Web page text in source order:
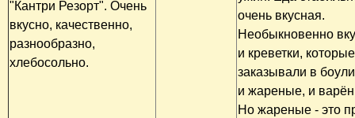
"Кантри Резорт". Очень
вкусно, качественно,
разнообразно,
хлебосольно.
очень вкусная.
Необыкновенно
и креветки,
заказывали в
и жареные, и
Но жареные - это